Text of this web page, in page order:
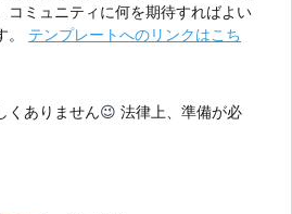
コミュニティに何を期待すればよい
。 テンプレートへのリンクはこち
くありません😉 法律上、準備が必